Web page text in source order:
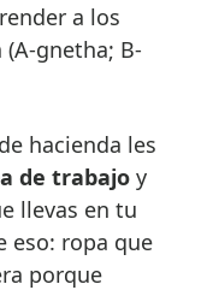
a los
gnetha; B-
hacienda les
de trabajo y
llevas en tu
eso: ropa que
porque